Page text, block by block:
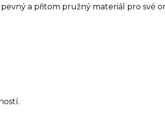
a přitom pružný materiál pro své